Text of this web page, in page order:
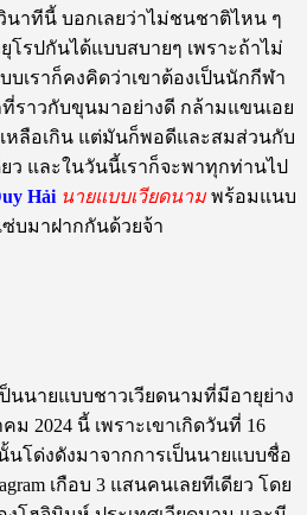
นาทีนี้ บอกเลยว่าไม่ชนชาติไหน ๆ
โรปกันได้แบบสบายๆ เพราะถ้าไม่
เราก็คงคิดว่าเขาต้องเป็นนักกีฬา
ราวกับขุนมาอย่างดี กล้ามแขนเอย
หลือเกิน แต่มันก็พอดีและสมส่วนกับ
ว และในวันนี้เราก็จะพาทุกท่านไป
Hải นายแบบเวียดนามพร้อมแนบ
บมาฝากกันด้วยจ้า
นนายแบบชาวเวียดนามที่มีอายุย่าง
ม 2024 นี้ เพราะเขาเกิดวันที่ 16
นโด่งดังมาจากการเป็นนายแบบชื่อ
เกือบ 3 แสนคนเลยทีเดียว โดย